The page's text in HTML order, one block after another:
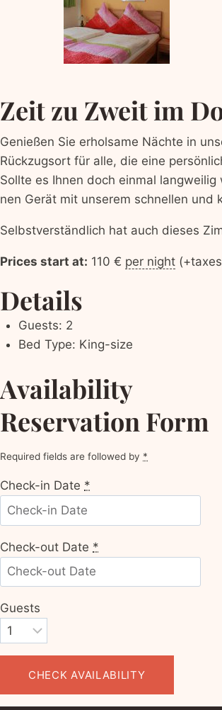
Zeit zu Zweit im
Genießen Sie erhol­same Nächte in
Rück­zug­sort für alle, die eine
Sollte es Ihnen doch ein­mal
nen Gerät mit unserem schnellen und
Selb­stver­ständlich hat auch dieses
Prices start at: 110 € per night
Details
Guests: 2
Bed Type: King-size
Avail­abil­i­ty
Reser­va­tion Form
Required fields are fol­lowed by *
Check-in Date *
Check-out Date *
Guests